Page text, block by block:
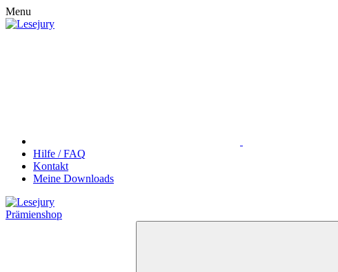
Menu
Hilfe / FAQ
Kontakt
Meine Downloads
Prämienshop